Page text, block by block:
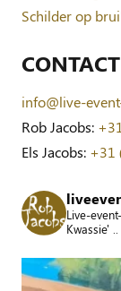
Schilder op
CONTACT
info@live-
Rob Jacobs:
Els Jacobs: +31
Live-
Kwassie'